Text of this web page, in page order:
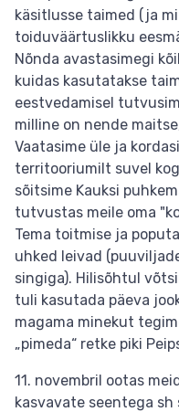
käsitlusse taimed (ja
toiduväärtuslikku
Nõnda avastasimegi
kuidas kasutatakse
eestvedamisel
milline on nende
Vaatasime üle ja
territooriumilt suvel
sõitsime Kauksi
tutvustas meile oma
Tema toitmise ja
uhked leivad
singiga). Hilisõhtul
tuli kasutada päeva
magama minekut
„pimeda“ retke piki
11. novembril ootas
kasvavate seentega sh